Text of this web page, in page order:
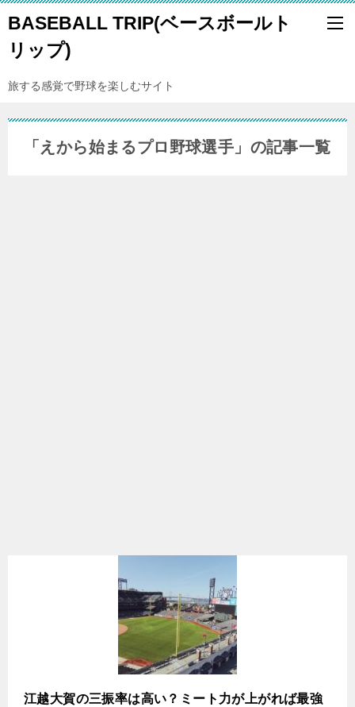
BASEBALL TRIP(ベースボールト
リップ)
旅する感覚で野球を楽しむサイト
「えから始まるプロ野球選手」の記事一覧
江越大賀の三振率は高い？ミート力が上がれば最強